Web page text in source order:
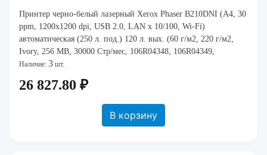
Принтер черно-белый лазерный Xerox Phaser B210DNI (A4, 30
ppm, 1200x1200 dpi, USB 2.0, LAN x 10/100, Wi-Fi)
автоматическая (250 л. под.) 120 л. вых. (60 г/м2, 220 г/м2,
Ivory, 256 MB, 30000 Стр/мес, 106R04348, 106R04349,
101R00664) [ B210V_DNI ] (Ш: 368 м
Наличие: 3 шт.
26 827.80 ₽
В корзину